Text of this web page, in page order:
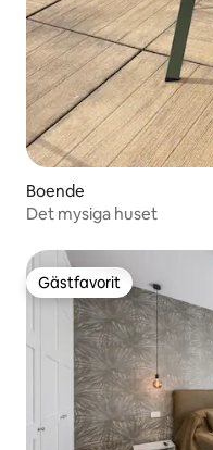
Boende
Det mysiga huset
Gästfavorit
Gästfavorit